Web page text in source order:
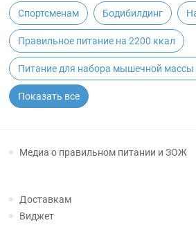
Спортсменам Бодибилдинг
Правильное питание на 2200 ккал
Питание для набора мышечной массы
Показать все
Медиа о правильном питании и ЗОЖ
Доставкам
Виджет